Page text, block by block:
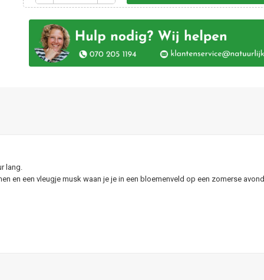
lang.
en een vleugje musk waan je je in een bloemenveld op een zomerse